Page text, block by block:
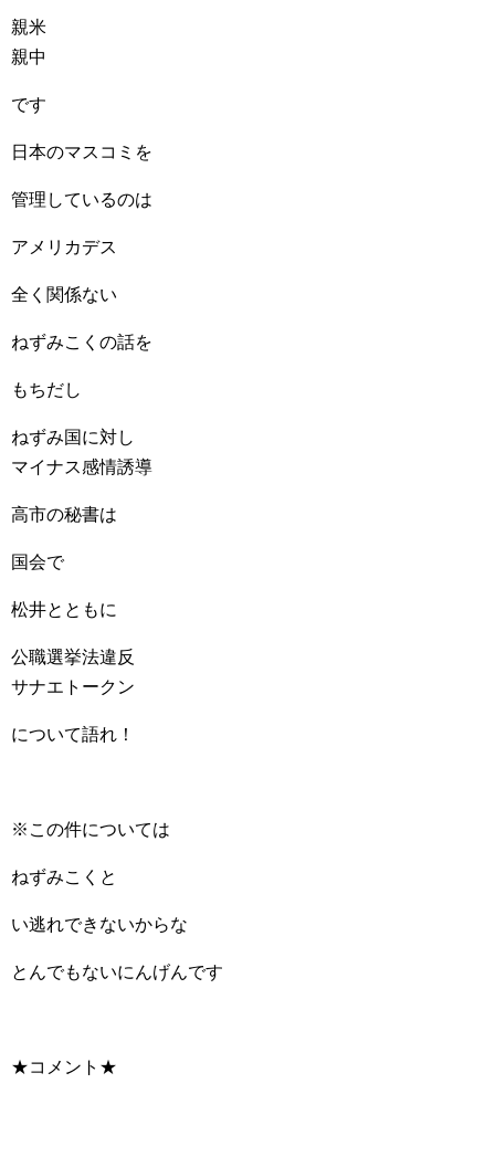
親米
親中
です
日本のマスコミを
管理しているのは
アメリカデス
全く関係ない
ねずみこくの話を
もちだし
ねずみ国に対し
マイナス感情誘導
高市の秘書は
国会で
松井とともに
公職選挙法違反
サナエトークン
について語れ！
※この件については
ねずみこくと
い逃れできないからな
とんでもないにんげんです
★コメント★